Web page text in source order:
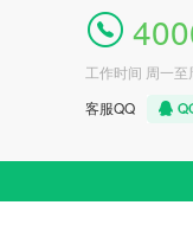
工作时间 周一
客服QQ